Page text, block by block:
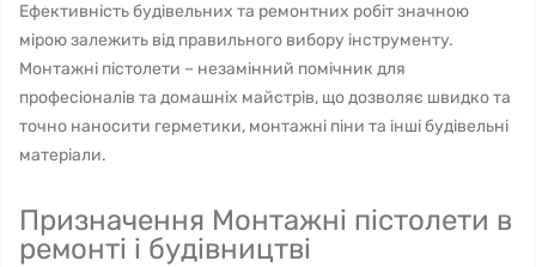
Ефективність будівельних та ремонтних робіт значною
мірою залежить від правильного вибору інструменту.
Монтажні пістолети – незамінний помічник для
професіоналів та домашніх майстрів, що дозволяє швидко та
точно наносити герметики, монтажні піни та інші будівельні
матеріали.
Призначення Монтажні пістолети в
ремонті і будівництві